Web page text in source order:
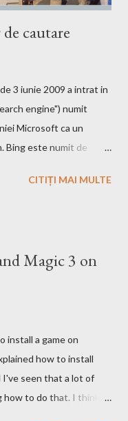
cautare
3 iunie 2009 a intrat in
engine") numit
Microsoft ca un
Bing este numit de
bani de pe urma
voastra ce motor de
CITIȚI MAI MULTE
Magic 3 on
install a game on
how to install
I've seen that a lot of
to do that. I think